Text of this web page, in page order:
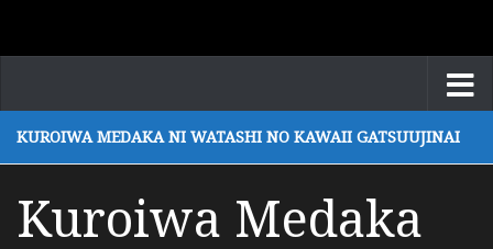
KUROIWA MEDAKA NI WATASHI NO KAWAII GATSUUJINAI
Kuroiwa Medaka